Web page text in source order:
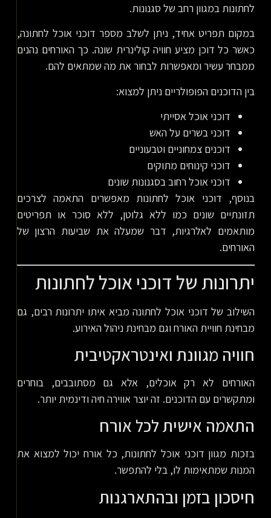
לחתונות במגוון רחב של סגנונות.
במקום תפריט אחיד, ניתן לשלב מספר דוכני אוכל לחתונה,
כאשר כל דוכן מציע חוויה קולינרית שונה. כך האורחים נהנים
ממבחר עשיר ומאפשרות לבחור את מה שמתאים להם.
בין הדוכנים הפופולריים ניתן למצוא:
דוכני אוכל אסייתי
דוכני בשרים על האש
דוכנים צמחוניים וטבעוניים
דוכני קינוחים מתוקים
דוכני אוכל רחוב בסגנונות שונים
בנוסף, דוכני אוכל לחתונות מאפשרים התאמה לצרכים
תזונתיים שונים כמו ללא גלוטן, ללא סוכר או תפריטים
מותאמים לאלרגיות, דבר שמעלה את שביעות הרצון של
האורחים.
יתרונות של דוכני אוכל לחתונות
השילוב של דוכני אוכל לחתונה מביא איתו יתרונות רבים, גם
מבחינת חוויית האורח וגם מבחינת ניהול האירוע.
חוויה מגוונת ואינטראקטיבית
האורחים לא רק אוכלים, אלא גם מסתובבים, בוחרים
ומתקשרים עם הדוכנים. זה יוצר אווירה חיה ודינמית יותר.
התאמה אישית לכל אורח
בזכות מגוון דוכני אוכל לחתונות, כל אורח יכול למצוא את
המנות שמתאימות לו, בלי להתפשר.
חיסכון בזמן ובהתארגנות